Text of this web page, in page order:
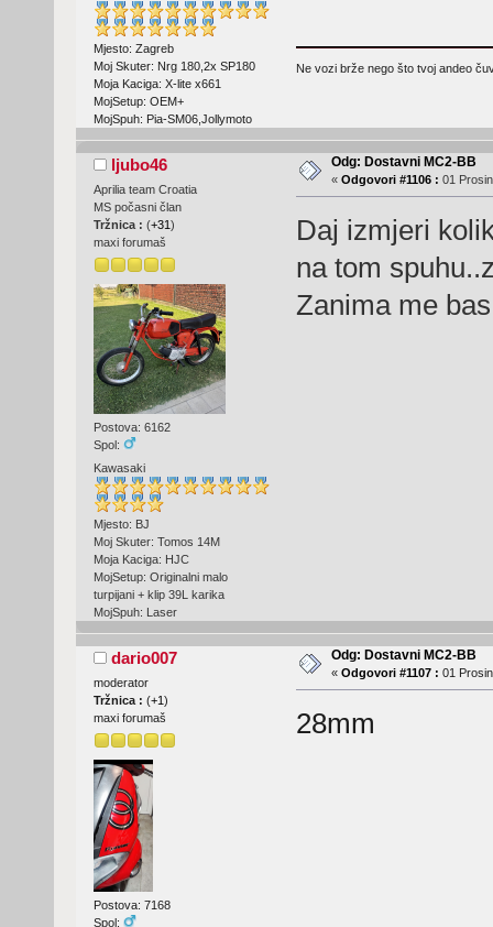
Mjesto: Zagreb
Moj Skuter: Nrg 180,2x SP180
Moja Kaciga: X-lite x661
MojSetup: OEM+
MojSpuh: Pia-SM06,Jollymoto
Ne vozi brže nego što tvoj andeo
ljubo46
Aprilia team Croatia
MS počasni član
Tržnica : (+31)
maxi forumaš
Postova: 6162
Spol:
Kawasaki
Mjesto: BJ
Moj Skuter: Tomos 14M
Moja Kaciga: HJC
MojSetup: Originalni malo
turpijani + klip 39L karika
MojSpuh: Laser
Odg: Dostavni MC2-BB
« Odgovori #1106 : 01
Daj izmjeri
na tom
Zanima me bas
dario007
moderator
Tržnica : (+1)
maxi forumaš
Postova: 7168
Spol:
Odg: Dostavni MC2-BB
« Odgovori #1107 : 01
28mm